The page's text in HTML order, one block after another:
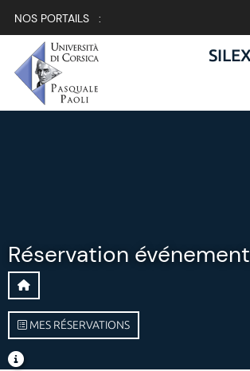
NOS PORTAILS :
Réservation événement
MES RÉSERVATIONS